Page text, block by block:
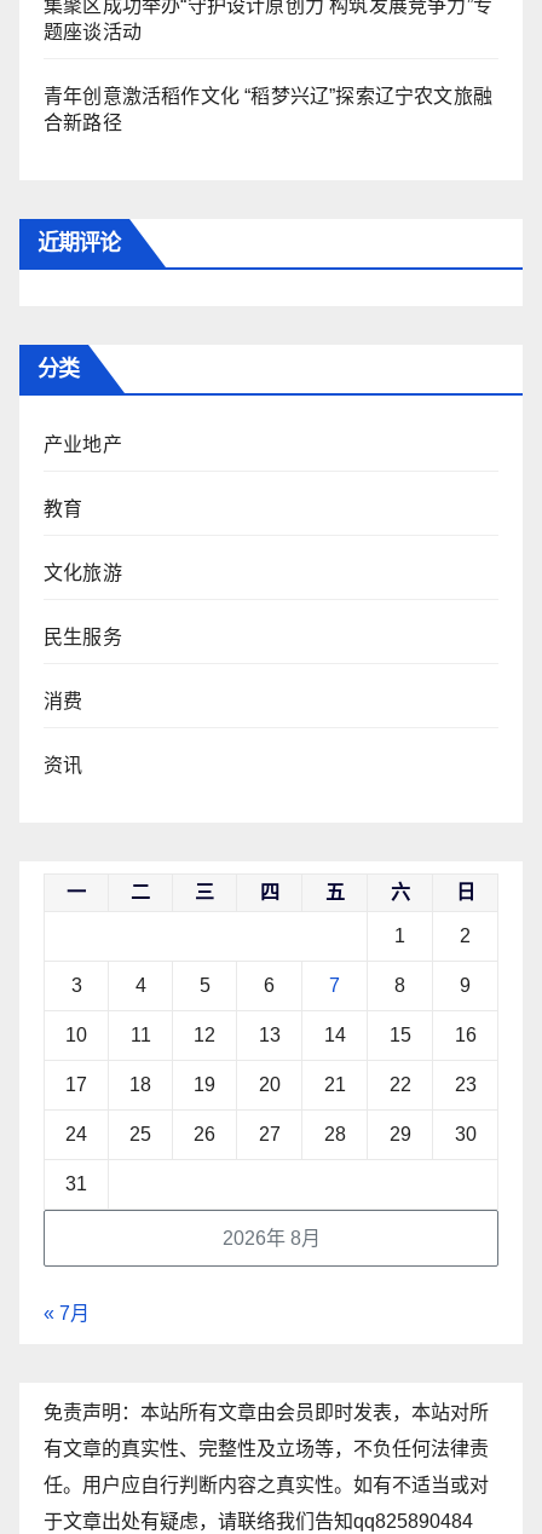
集聚区成功举办“守护设计原创力 构筑发展竞争力”专
题座谈活动
青年创意激活稻作文化 “稻梦兴辽”探索辽宁农文旅融
合新路径
近期评论
分类
产业地产
教育
文化旅游
民生服务
消费
资讯
2026年 8月
一 二 三 四 五 六 日
1 2
3 4 5 6 7 8 9
10 11 12 13 14 15 16
17 18 19 20 21 22 23
24 25 26 27 28 29 30
31
« 7月
免责声明：本站所有文章由会员即时发表，本站对所
有文章的真实性、完整性及立场等，不负任何法律责
任。用户应自行判断内容之真实性。如有不适当或对
于文章出处有疑虑，请联络我们告知qq825890484